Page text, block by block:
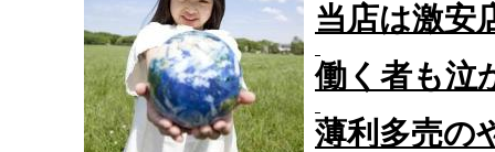
当店は激安
働く者も泣
薄利多売の